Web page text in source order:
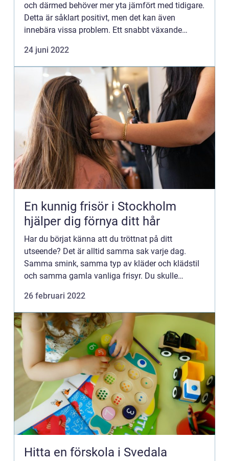
och därmed behöver mer yta jämfört med tidigare.
Detta är såklart positivt, men det kan även
innebära vissa problem. Ett snabbt växande
lokaler. På till...
24 juni 2022
En kunnig frisör i Stockholm
hjälper dig förnya ditt hår
Har du börjat känna att du tröttnat på ditt
utseende? Det är alltid samma sak varje dag.
Samma smink, samma typ av kläder och klädstil
och samma gamla vanliga frisyr. Du skulle
26 februari 2022
Hitta en förskola i Svedala